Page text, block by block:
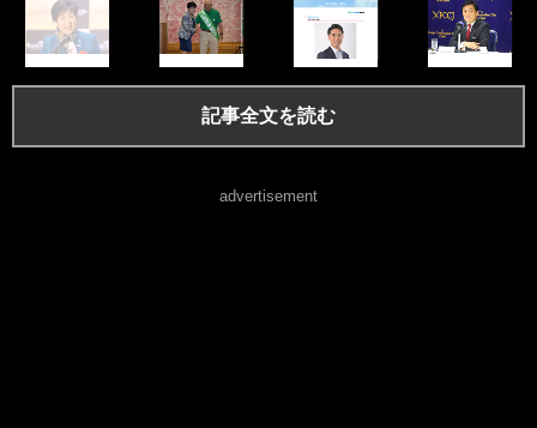
記事全文を読む
advertisement